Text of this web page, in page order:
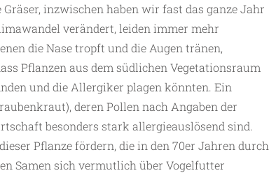
inzwischen haben wir fast das ganze Jahr
verändert, leiden immer mehr
die Nase tropft und die Augen tränen,
Pflanzen aus dem südlichen Vegetationsraum
und die Allergiker plagen könnten. Ein
deren Pollen nach Angaben der
besonders stark allergieauslösend sind.
Pflanze fördern, die in den 70er Jahren durch
Samen sich vermutlich über Vogelfutter